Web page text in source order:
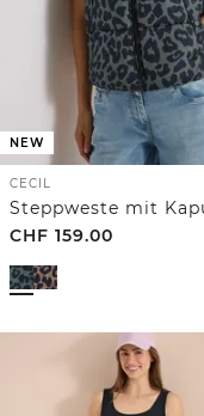
NEW
CECIL
CHF 159.00